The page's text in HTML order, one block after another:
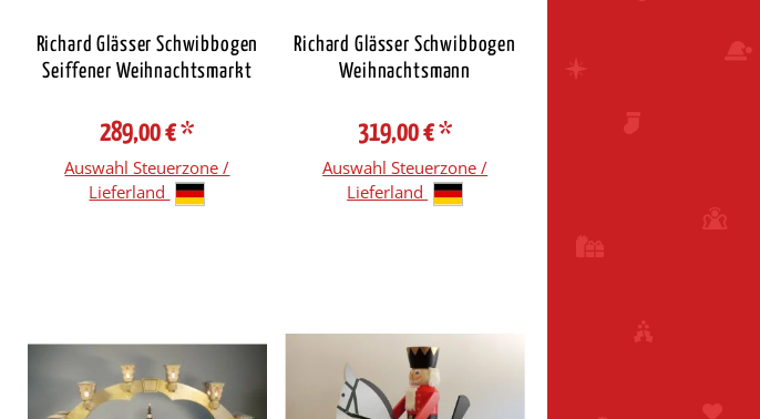
Richard Glässer Schwibbogen
Seiffener Weihnachtsmarkt
289,00 €*
Auswahl Steuerzone /
Lieferland
Richard Glässer Schwibbogen
Weihnachtsmann
319,00 €*
Auswahl Steuerzone /
Lieferland